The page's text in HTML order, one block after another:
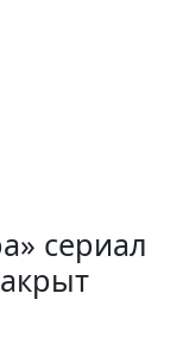
сериал